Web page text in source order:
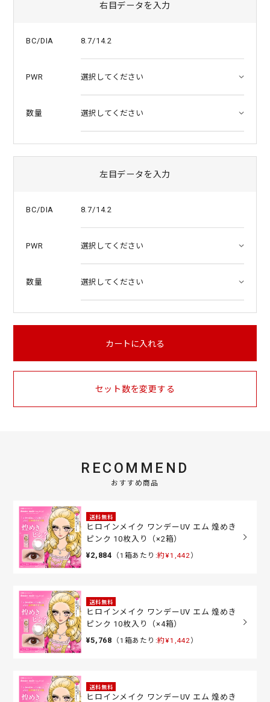
右目データを入力
BC/DIA 8.7/14.2
PWR
数量
左目データを入力
BC/DIA 8.7/14.2
PWR
数量
カートに入れる
セット数を変更する
RECOMMEND
おすすめ商品
送料無料
ヒロインメイク ワンデーUV エム 煌めき
ピンク 10枚入り（×2箱）
¥2,884 （1箱あたり:約¥1,442）
送料無料
ヒロインメイク ワンデーUV エム 煌めき
ピンク 10枚入り（×4箱）
¥5,768 （1箱あたり:約¥1,442）
送料無料
ヒロインメイク ワンデーUV エム 煌めき